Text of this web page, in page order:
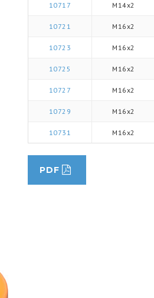
10717 M14x2
10721 M16x2
10723 M16x2
10725 M16x2
10727 M16x2
10729 M16x2
10731 M16x2
PDF